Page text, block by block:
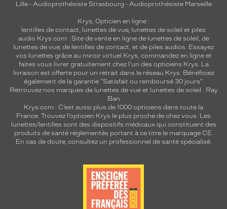
Lille- Audioprothésiste Strasbourg - Audioprothésiste Marseille
Krys, Opticien en ligne :
lentilles de contact, lunettes de vue, lunettes de soleil et piles
audio Krys.com : Site de vente en ligne de lunettes de soleil, de
lunettes de vue, de lentilles de contact, et de piles audios. Essayez
vos lunettes grâce au miroir virtuel Krys, commandez en ligne et
faites vous livrer gratuitement chez l'un des opticiens Krys. La
livraison est offerte pour un retrait dans le réseau Krys. Bénéficiez
également de la garantie "Satisfait ou remboursé 30 jours".
Retrouvez nos marques de lunettes de vue et lunettes de soleil : Ray
Ban
Krys.com : C’est aussi plus de 1000 opticiens dans toute la
France. Trouvez l’opticien Krys le plus proche de chez vous. Les
lunettes/lentilles sont des dispositifs médicaux qui constituent des
produits de santé réglementés portant à ce titre le marquage CE.
En cas de doute, consultez un professionnel de santé spécialisé.